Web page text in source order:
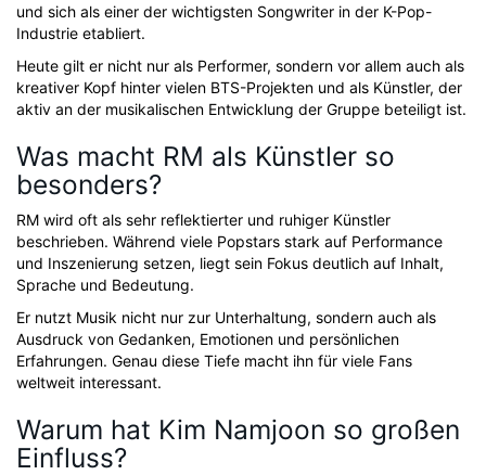
und sich als einer der wichtigsten Songwriter in der K-Pop-
Industrie etabliert.
Heute gilt er nicht nur als Performer, sondern vor allem auch als
kreativer Kopf hinter vielen BTS-Projekten und als Künstler, der
aktiv an der musikalischen Entwicklung der Gruppe beteiligt ist.
Was macht RM als Künstler so
besonders?
RM wird oft als sehr reflektierter und ruhiger Künstler
beschrieben. Während viele Popstars stark auf Performance
und Inszenierung setzen, liegt sein Fokus deutlich auf Inhalt,
Sprache und Bedeutung.
Er nutzt Musik nicht nur zur Unterhaltung, sondern auch als
Ausdruck von Gedanken, Emotionen und persönlichen
Erfahrungen. Genau diese Tiefe macht ihn für viele Fans
weltweit interessant.
Warum hat Kim Namjoon so großen
Einfluss?